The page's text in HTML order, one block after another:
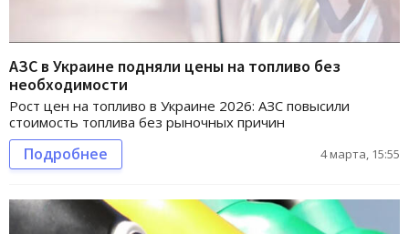
АЗС в Украине подняли цены на топливо без
необходимости
Рост цен на топливо в Украине 2026: АЗС повысили
стоимость топлива без рыночных причин
Подробнее 4 марта, 15:55